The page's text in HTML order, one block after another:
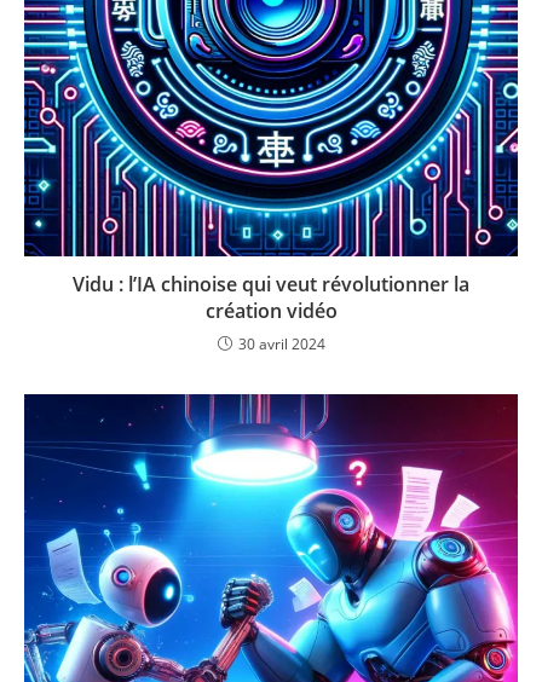
Vidu : l’IA chinoise qui veut révolutionner la
création vidéo
30 avril 2024